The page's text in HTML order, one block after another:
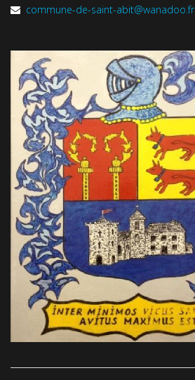
commune-de-saint-abit@wanadoo.fr